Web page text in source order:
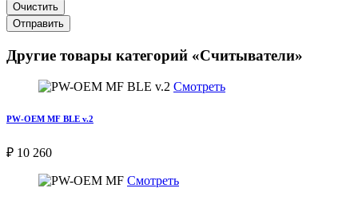
Очистить
Отправить
Другие товары категорий «Считыватели»
Смотреть
PW-OEM MF BLE v.2
₽ 10 260
Смотреть